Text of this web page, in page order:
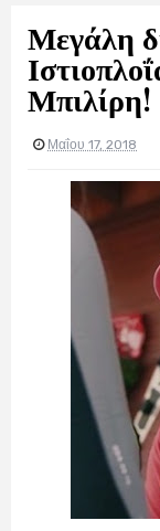
Μεγάλη
Μπιλίρη!
Μαΐου 17, 2018